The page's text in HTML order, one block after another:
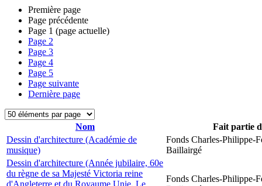
Première page
Page précédente
Page 1 (page actuelle)
Page 2
Page 3
Page 4
Page 5
Page suivante
Dernière page
Nom
Fait partie
Dessin d'architecture (Académie de
musique)
Fonds Charles-Philippe-
Baillairgé
Dessin d'architecture (Année jubilaire, 60e
du règne de sa Majesté Victoria reine
d'Angleterre et du Royaume Unie. Le
Fonds Charles-Philippe-